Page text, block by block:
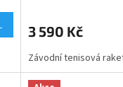
3 590 Kč
Závodní tenisová